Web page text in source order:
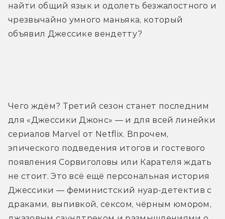
найти общий язык и одолеть безжалостного и
чрезвычайно умного маньяка, который
объявил Джессике вендетту?
Чего ждём? Третий сезон станет последним
для «Джессики Джонс» — и для всей линейки
сериалов Marvel от Netflix. Впрочем,
эпического подведения итогов и гостевого
появления Сорвиголовы или Карателя ждать
не стоит. Это всё ещё персональная история
Джессики — феминистский нуар-детектив с
драками, выпивкой, сексом, чёрным юмором,